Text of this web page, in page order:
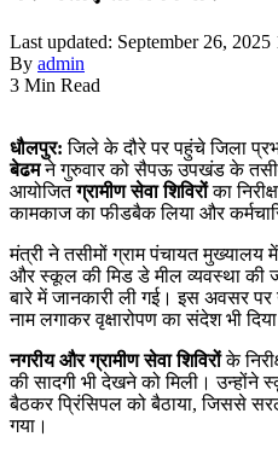
Last updated: September 26, 2025
By admin
3 Min Read
धौलपुर: जिले के दौरे पर पहुंचे जिला
बेढमने गुरुवार को सैपऊ उपखंड के
आयोजितग्रामीण सेवा शिविरोंका
कामकाज का फीडबैक लिया और
मंत्री ने तसीमों ग्राम पंचायत मुख्यालय
और स्कूल की मिड डे मील व्यवस्था की
बारे में जानकारी ली गई। इस अवसर
नाम लगाकर वृक्षारोपण का संदेश भी
नगरीय और ग्रामीण सेवा शिविरोंके
की सादगी भी देखने को मिली। उन्होंने
बैठकर प्रिंसिपल को बैठाया, जिससे
गया।